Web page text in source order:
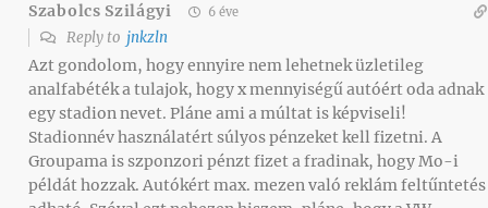
Szabolcs Szilágyi 6 éve
Reply to jnkzln
Azt gondolom, hogy ennyire nem lehetnek üzletileg
analfabéték a tulajok, hogy x mennyiségű autóért oda adnak
egy stadion nevet. Pláne ami a múltat is képviseli!
Stadionnév használatért súlyos pénzeket kell fizetni. A
Groupama is szponzori pénzt fizet a fradinak, hogy Mo-i
példát hozzak. Autókért max. mezen való reklám feltűntetés